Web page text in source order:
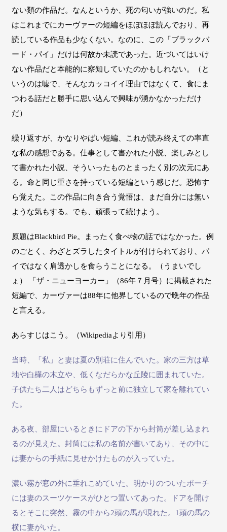
ない類の作品だ。なんというか、死の匂いが強いのだ。私
はこれまでにカーヴァーの短編をほぼほぼ読んでおり、再
読している作品も少なくない。なのに、この「ブラックバ
ード・パイ」だけは何故か未読であった。近づいてはいけ
ない作品だと本能的に察知していたのかもしれない。（と
いうのは嘘で、そんなカッコイイ理由ではなくて、食にま
つわる話だと勝手に思い込んで興味が湧かなかっただけ
だ）
繰り返すが、かなりやばい短編、これが読み終えての率直
な私の感想である。仕事として書かれた小説、楽しみとし
て書かれた小説、そういったものとまったく別の次元にあ
る。命と同じ重さを持っている短編という感じだ。恐怖す
ら覚えた。この作品に向き合う覚悟は、まだ自分には無い
ような気もする。でも、頑張って続けよう。
原題はBlackbird Pie。まったく食べ物の話ではなかった。例
のごとく、わざとズラしたタイトルが付けられており、パ
イではなく肩透かしを食らうことになる。（うまいでし
ょ） 「ザ・ニューヨーカー」（86年７月号）に掲載された
短編で、カーヴァーは88年に他界しているので晩年の作品
と言える。
あらすじはこう。（Wikipediaより引用）
当時、「私」と妻は夏の別荘に住んでいた。家の三方は草
地や白樺の木立や、低くなだらかな丘陵に囲まれていた。
子供たち二人はどちらもずっと前に独立して家を離れてい
た。
ある夜、部屋にいるときにドアの下から封筒が差し込まれ
るのが見えた。封筒には私の名前が書いてあり、その中に
は妻からの手紙に見せかけたものが入っていた。
濃い霧が窓の外に垂れこめていた。明かりのついたポーチ
には妻のスーツケースがひとつ置いてあった。ドアを開け
るとそこに突然、霧の中から2頭の馬が現れた。1頭の馬の
横に妻がいた。